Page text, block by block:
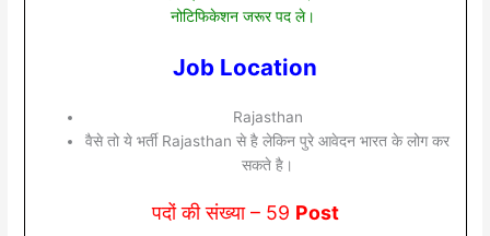
नोटिफिकेशन जरूर पद ले।
Job Location
Rajasthan
वैसे तो ये भर्ती Rajasthan से है लेकिन पुरे आवेदन भारत के लोग कर
सकते है।
पदों की संख्या – 59 Post